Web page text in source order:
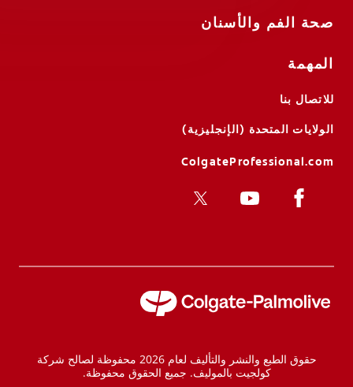
صحة الفم والأسنان
المهمة
للاتصال بنا
الولايات المتحدة (الإنجليزية)
ColgateProfessional.com
حقوق الطبع والنشر والتأليف لعام 2026 محفوظة لصالح شركة
كولجيت بالموليف. جميع الحقوق محفوظة.